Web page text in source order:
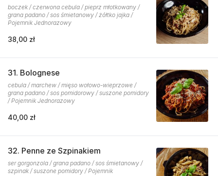
boczek / czerwona cebula / pieprz młotkowany /
grana padano / sos śmietanowy / żółtko jajka /
Pojemnik Jednorazowy
38,00 zł
31. Bolognese
cebula / marchew / mięso wołowo-wieprzowe /
grana padano / sos pomidorowy / suszone pomidory
/ Pojemnik Jednorazowy
40,00 zł
32. Penne ze Szpinakiem
ser gorgonzola / grana padano / sos śmietanowy /
szpinak / suszone pomidory / Pojemnik